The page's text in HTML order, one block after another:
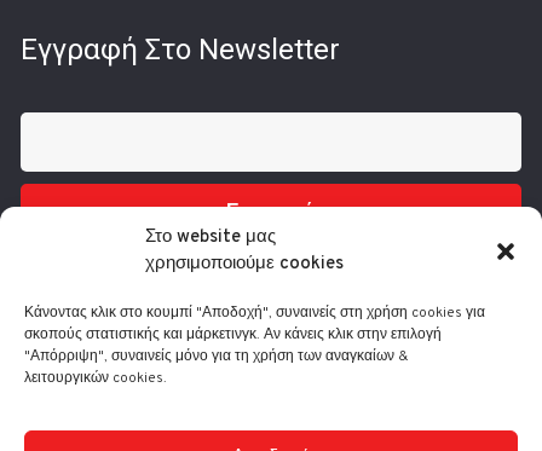
Στο website μας
χρησιμοποιούμε cookies
Κάνοντας κλικ στο κουμπί "Αποδοχή", συναινείς στη χρήση cookies για
σκοπούς στατιστικής και μάρκετινγκ. Αν κάνεις κλικ στην επιλογή
"Απόρριψη", συναινείς μόνο για τη χρήση των αναγκαίων &
λειτουργικών cookies.
Εγγραφή Στο Newsletter
Εγγραφή
Τηλ.: 210 3416200